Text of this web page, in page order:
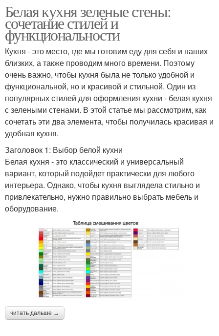
Белая кухня зеленые стены:
сочетание стилей и
функциональности
Кухня - это место, где мы готовим еду для себя и наших
близких, а также проводим много времени. Поэтому
очень важно, чтобы кухня была не только удобной и
функциональной, но и красивой и стильной. Один из
популярных стилей для оформления кухни - белая кухня
с зелеными стенами. В этой статье мы рассмотрим, как
сочетать эти два элемента, чтобы получилась красивая и
удобная кухня.
Заголовок 1: Выбор белой кухни
Белая кухня - это классический и универсальный
вариант, который подойдет практически для любого
интерьера. Однако, чтобы кухня выглядела стильно и
привлекательно, нужно правильно выбрать мебель и
оборудование.
читать дальше →